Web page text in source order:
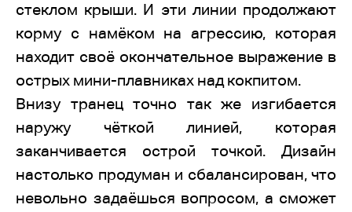
стеклом крыши. И эти линии продолжают
корму с намёком на агрессию, которая
находит своё окончательное выражение в
острых мини-плавниках над кокпитом.
Внизу транец точно так же изгибается
наружу чёткой линией, которая
заканчивается острой точкой. Дизайн
настолько продуман и сбалансирован, что
невольно задаёшься вопросом, а сможет